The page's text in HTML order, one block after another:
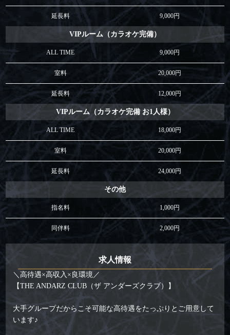
延長料 9,000円
VIPルーム（カラオケ完備）
ALL TIME 9,000円
室料 20,000円
延長料 12,000円
VIPルーム（カラオケ完備 お1人様）
ALL TIME 18,000円
室料 20,000円
延長料 24,000円
その他
指名料 1,000円
同伴料 2,000円
求人情報
＼高待遇×高収入×良環境／
【THE ANDARZ CLUB（ザ アンダーズクラブ）】
大手グループだからこそ可能な高待遇をたっぷりとご用意して
います♪